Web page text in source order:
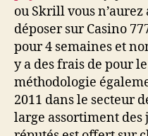
ou Skrill vous
déposer sur Casino
pour 4 semaines et
y a des frais de pour
méthodologie
2011 dans le secteur
large assortiment des